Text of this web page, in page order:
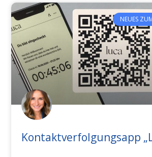
NEUES
Kontaktverfolgungsapp